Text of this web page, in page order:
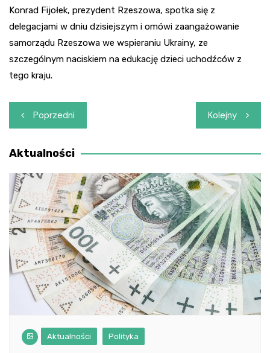
Konrad Fijołek, prezydent Rzeszowa, spotka się z
delegacjami w dniu dzisiejszym i omówi zaangażowanie
samorządu Rzeszowa we wspieraniu Ukrainy, ze
szczególnym naciskiem na edukację dzieci uchodźców z
tego kraju.
Nawigacja
wpisu
Poprzedni Kolejny
Aktualności
Aktualności Polityka